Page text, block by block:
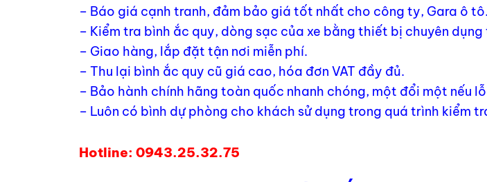
– Báo giá cạnh tranh, đảm bảo giá tốt nhất cho công ty, Gara ô tô.
– Kiểm tra bình ắc quy, dòng sạc của xe bằng thiết bị chuyên
– Giao hàng, lắp đặt tận nơi miễn phí.
– Thu lại bình ắc quy cũ giá cao, hóa đơn VAT đầy đủ.
– Bảo hành chính hãng toàn quốc nhanh chóng, một đổi một nếu
– Luôn có bình dự phòng cho khách sử dụng trong quá trình kiểm
Hotline: 0943.25.32.75